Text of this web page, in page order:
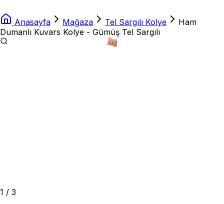
Anasayfa Mağaza Tel Sargılı Kolye
Ham
Dumanlı Kuvars Kolye - Gümüş Tel Sargılı
1 / 3